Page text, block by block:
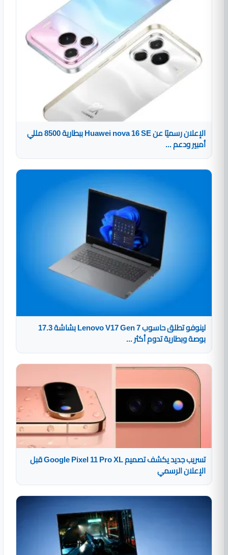
الإعلان رسميًا عن Huawei nova 16 SE ببطارية 8500 مللي
أمبير ودعم ...
لينوفو تطلق حاسوب Lenovo V17 Gen 7 بشاشة 17.3
بوصة وبطارية تدوم أكثر ...
تسريب جديد يكشف تصميم Google Pixel 11 Pro XL قبل
الإعلان الرسمي